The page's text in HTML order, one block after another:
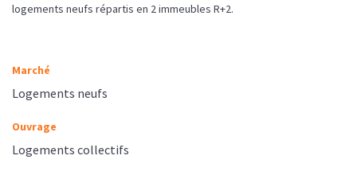
logements neufs répartis en 2 immeubles R+2.
Marché
Logements neufs
Ouvrage
Logements collectifs